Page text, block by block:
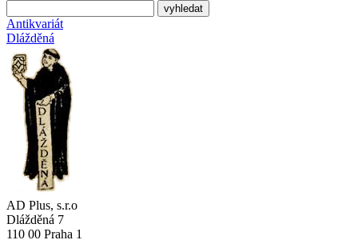
Antikvariát
Dlážděná
AD Plus, s.r.o
Dlážděná 7
110 00 Praha 1